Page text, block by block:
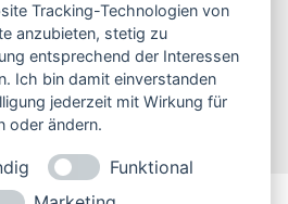
Günstig - Preise
Tracking-Technologien von
anzubieten, stetig zu
entsprechend der Interessen
Ich bin damit einverstanden
jederzeit mit Wirkung für
oder ändern.
Funktional